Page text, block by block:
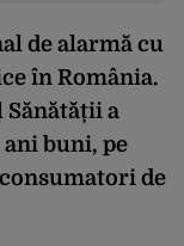
de alarmă cu
în România.
a
ani buni, pe
de